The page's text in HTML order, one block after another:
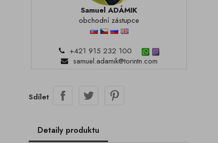
Samuel ADÁMIK
obchodní zástupce
+421 915 232 100
samuel.adamik@torintn.com
Sdílet
Detaily produktu